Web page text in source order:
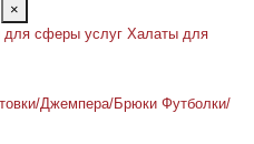
×
для сферы услуг Халаты для
Джемпера/Брюки Футболки/